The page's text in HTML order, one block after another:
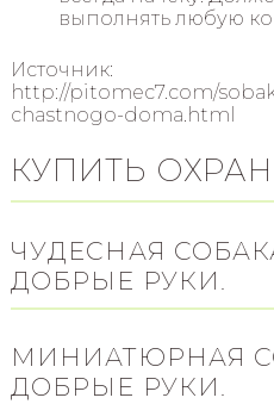
выполнять любую
Источник:
http://pitomec7.com/
chastnogo-doma.html
КУПИТЬ
ЧУДЕСНАЯ
ДОБРЫЕ РУКИ.
МИНИАТЮРНАЯ
ДОБРЫЕ РУКИ.